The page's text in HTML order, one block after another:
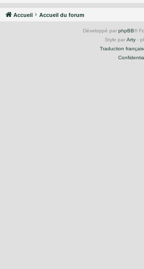
Accueil Accueil du forum
Développé par phpBB®
Style par Arty -
Traduction